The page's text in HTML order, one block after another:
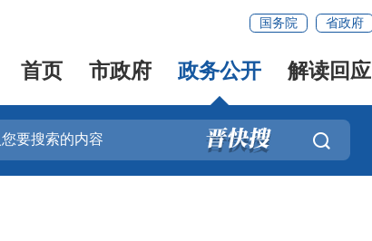
国务院 省政府
首页 市政府 政务公开 解读回应